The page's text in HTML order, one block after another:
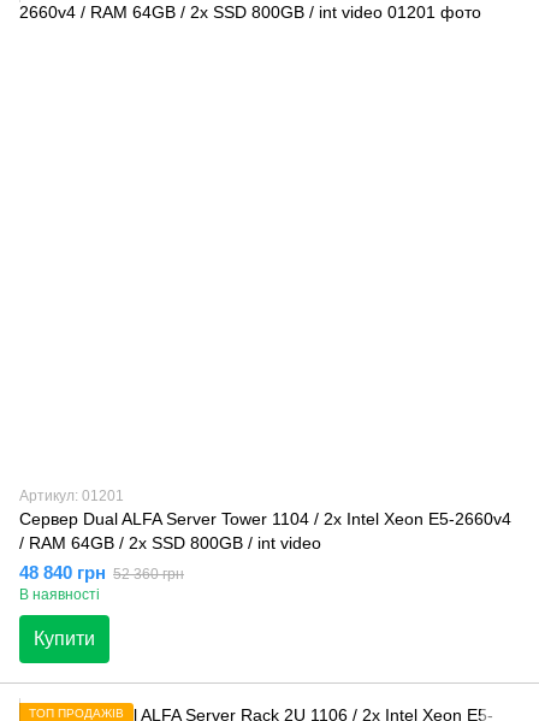
Артикул: 01201
Сервер Dual ALFA Server Tower 1104 / 2х Intel Xeon E5-2660v4
/ RAM 64GB / 2x SSD 800GB / int video
48 840 грн 52 360 грн
В наявності
Купити
ТОП ПРОДАЖІВ